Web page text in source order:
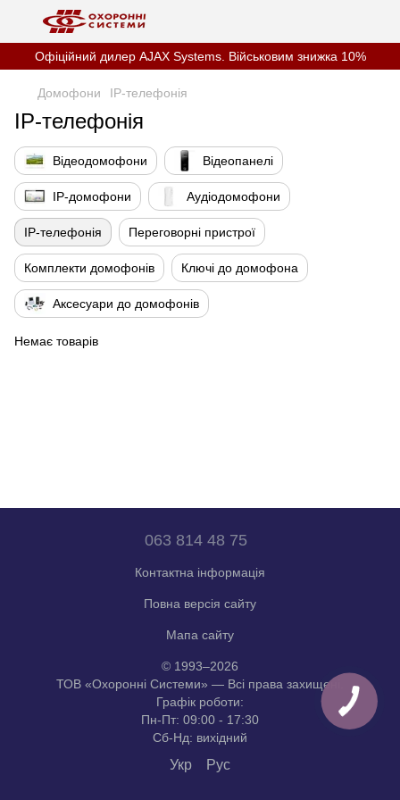
Офіційний дилер AJAX Systems. Військовим знижка 10%
Домофони IP-телефонія
IP-телефонія
Відеодомофони Відеопанелі
IP-домофони Аудіодомофони
IP-телефонія Переговорні пристрої
Комплекти домофонів Ключі до домофона
Аксесуари до домофонів
Немає товарів
063 814 48 75
Контактна інформація
Повна версія сайту
Мапа сайту
© 1993–2026
ТОВ «Охоронні Системи» — Всі права захищені.
Графік роботи:
Пн-Пт: 09:00 - 17:30
Сб-Нд: вихідний
Укр Рус